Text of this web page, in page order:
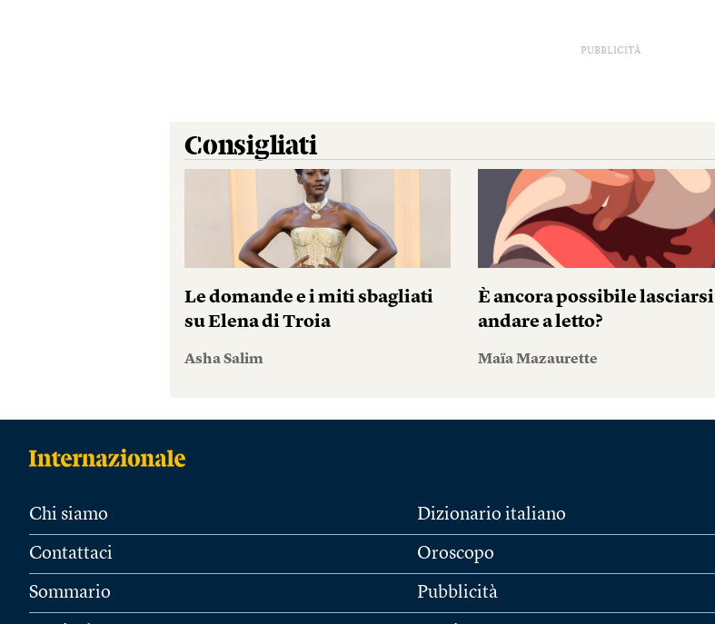
PUBBLICITÀ
Consigliati
Le domande e i miti sbagliati
su Elena di Troia
Asha Salim
È ancora possibile lasciarsi
andare a letto?
Maïa Mazaurette
Chi siamo
Contattaci
Sommario
Dizionario italiano
Oroscopo
Pubblicità